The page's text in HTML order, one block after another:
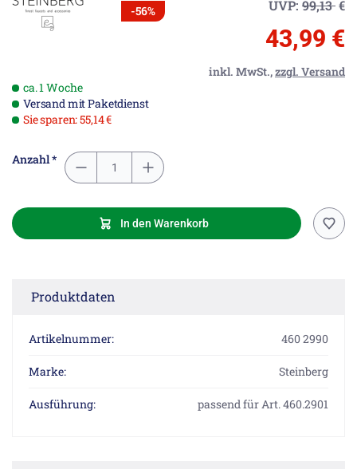
-56% UVP: 99,13€
43,99 €
inkl. MwSt.,zzgl. Versand
ca. 1 Woche
Versand mit Paketdienst
Sie sparen: 55,14 €
Anzahl *
In den Warenkorb
Produktdaten
Artikelnummer: 460 2990
Marke: Steinberg
Ausführung: passend für Art. 460.2901